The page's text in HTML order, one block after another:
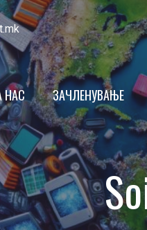
НАС
ТИМ
ЗАЧЛЕНУВАЊЕ